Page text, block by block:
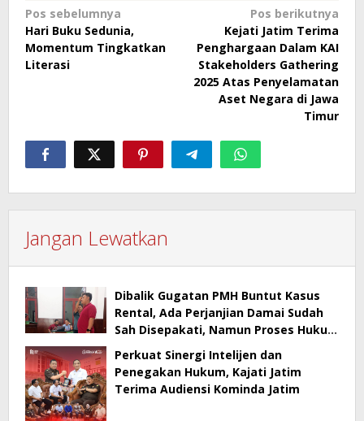
Navigasi
pos
Pos sebelumnya
Hari Buku Sedunia,
Momentum Tingkatkan
Literasi
Pos berikutnya
Kejati Jatim Terima
Penghargaan Dalam KAI
Stakeholders Gathering
2025 Atas Penyelamatan
Aset Negara di Jawa
Timur
Jangan Lewatkan
Dibalik Gugatan PMH Buntut Kasus
Rental, Ada Perjanjian Damai Sudah
Sah Disepakati, Namun Proses Hukum
Perkuat Sinergi Intelijen dan
Penegakan Hukum, Kajati Jatim
Terima Audiensi Kominda Jatim